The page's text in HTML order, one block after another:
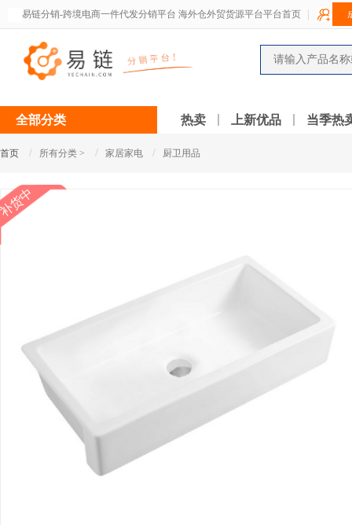
易链分销-跨境电商一件代发分销平台 海外仓外贸货源平台平台首页
全部分类 热卖 上新优品 当季热
首页 / 所有分类 > / 家居家电 / 厨卫用品
货中